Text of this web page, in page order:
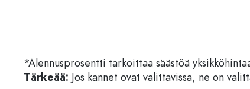
*Alennusprosentti tarkoittaa säästöä
Tärkeää: Jos kannet ovat valittavissa, ne on